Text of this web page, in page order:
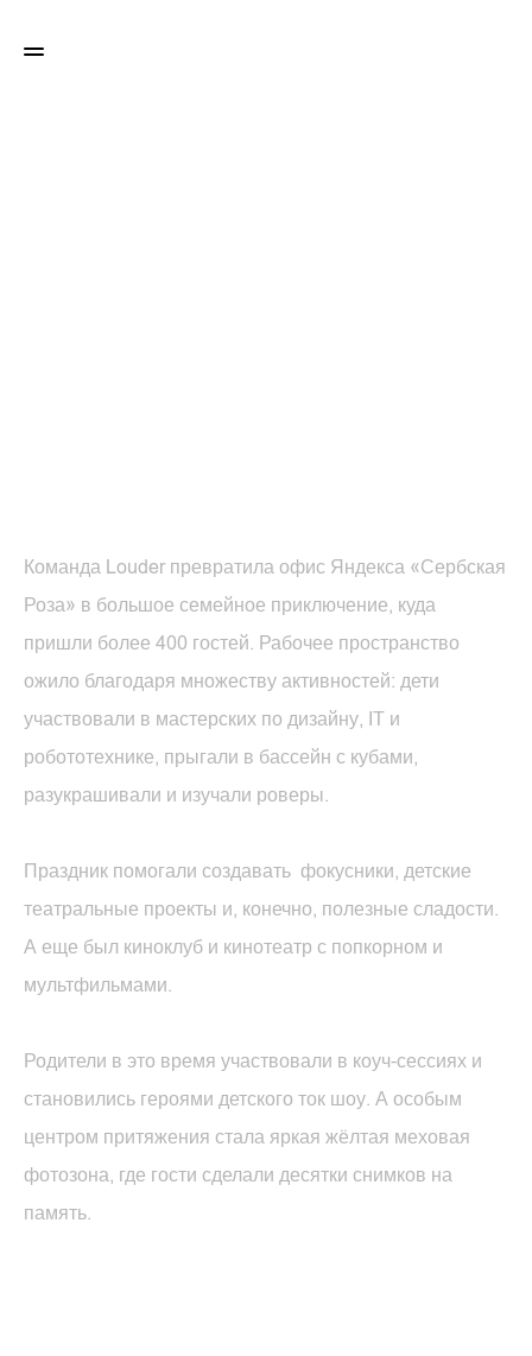
RU
Поиск
Команда Louder превратила офис Яндекса «Сербская
Роза» в большое семейное приключение, куда
пришли более 400 гостей. Рабочее пространство
ожило благодаря множеству активностей: дети
участвовали в мастерских по дизайну, IT и
робототехнике, прыгали в бассейн с кубами,
разукрашивали и изучали роверы.
Праздник помогали создавать фокусники, детские
театральные проекты и, конечно, полезные сладости.
А еще был киноклуб и кинотеатр с попкорном и
мультфильмами.
Родители в это время участвовали в коуч-сессиях и
становились героями детского ток шоу. А особым
центром притяжения стала яркая жёлтая меховая
фотозона, где гости сделали десятки снимков на
память.